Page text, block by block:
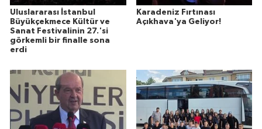
Uluslararası İstanbul
Büyükçekmece Kültür ve
Sanat Festivalinin 27.'si
görkemli bir finalle sona
erdi
Karadeniz Fırtınası
Açıkhava'ya Geliyor!